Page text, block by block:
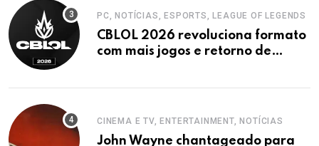
PC, NOTÍCIAS, ESPORTS, LEAGUE OF LEGENDS
CBLOL 2026 revoluciona formato
com mais jogos e retorno de
CINEMA E TV, ENTERTAINMENT, NOTÍCIAS
John Wayne chantageado para